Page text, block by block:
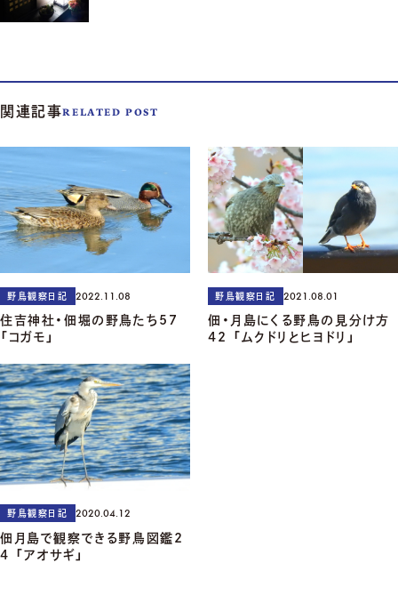
関連記事RELATED POST
野鳥観察日記 2022.11.08
住吉神社・佃堀の野鳥たち57
「コガモ」
野鳥観察日記 2021.08.01
佃・月島にくる野鳥の見分け方
42 「ムクドリとヒヨドリ」
野鳥観察日記 2020.04.12
佃月島で観察できる野鳥図鑑2
4 「アオサギ」